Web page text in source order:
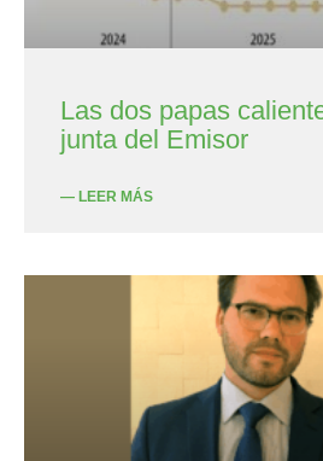
Las dos papas
junta del Emisor
— LEER MÁS